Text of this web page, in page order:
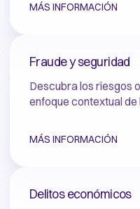
MÁS INFORMACIÓN
Fraude y seguridad
Descubra los riesgos
enfoque contextual
MÁS INFORMACIÓN
Delitos económicos